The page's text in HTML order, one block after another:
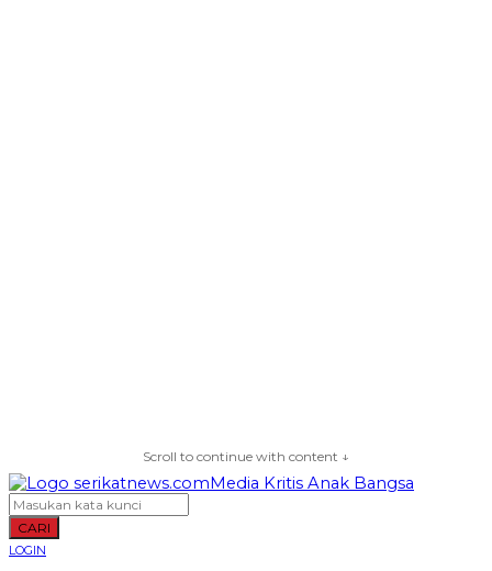
Scroll to continue with content ↓
CARI
LOGIN